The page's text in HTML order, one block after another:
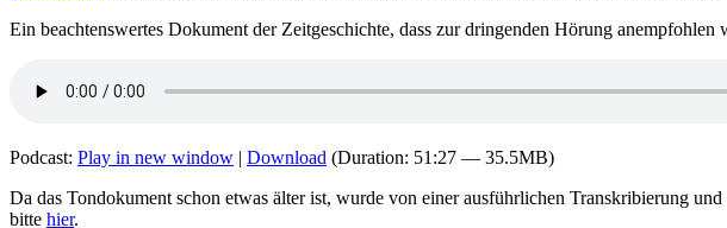
Ein beachtenswertes Dokument der Zeitgeschichte, dass zur dringenden Hörung anempfohlen
Podcast: Play in new window | Download (Duration: 51:27 — 35.5MB)
Da das Tondokument schon etwas älter ist, wurde von einer ausführlichen Transkribierung
bitte hier.